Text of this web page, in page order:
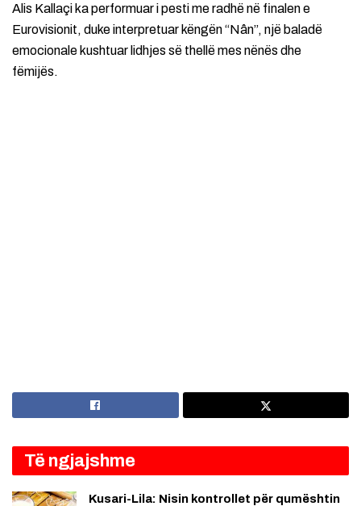
Alis Kallaçi ka performuar i pesti me radhë në finalen e
Eurovisionit, duke interpretuar këngën “Nân”, një baladë
emocionale kushtuar lidhjes së thellë mes nënës dhe
fëmijës.
Të ngjajshme
Kusari-Lila: Nisin kontrollet për qumështin